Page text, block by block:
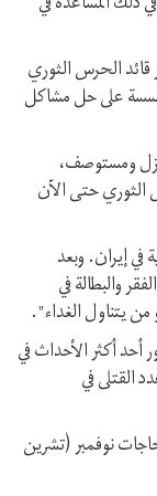
قائد الحرس الثوري
على حل مشاكل
الوعود التي قدمها سلامي، بناء 100 منزل ومستوصف،
حتى الآن
في إيران. وبعد
والبطالة في
من يتناول الغداء".
أحد أكثر الأحداث في
وقد ارتفع عدد القتلى في
شخص في احتجاجات نوفمبر (تشرين